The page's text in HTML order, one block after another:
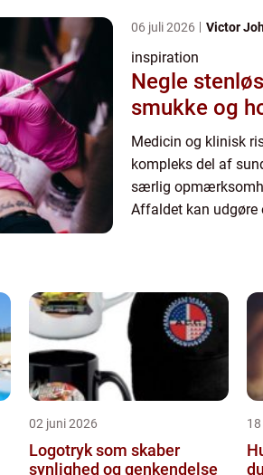
06 juli 2026 Victor
inspiration
Negle stenløse sådan
smukke og
Medicin og klinisk
kompleks del af
særlig
Affaldet kan udgøre
02 juni 2026
Logotryk som skaber
synlighed og genkendelse